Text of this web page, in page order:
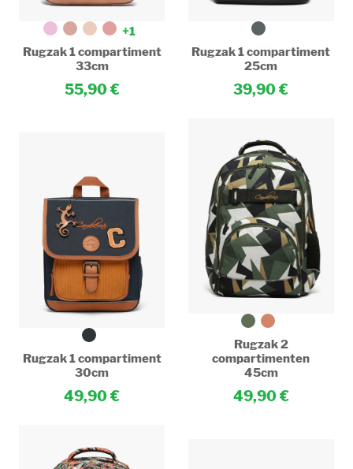
+1
Rugzak 1 compartiment
33cm
55,90
Rugzak 1 compartiment
25cm
39,90
Rugzak 1 compartiment
30cm
49,90
Rugzak 2
compartimenten
45cm
49,90